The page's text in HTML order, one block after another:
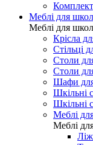
Меблі для
Меблі для
Крісла
Стільці
Столи
Столи
Шафи для
Шкільні
Шкільні
Меблі
Меблі